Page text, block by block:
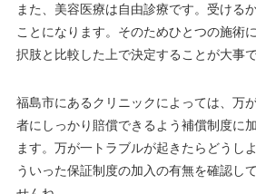
また、美容医療は自由診療です。受ける
ことになります。そのためひとつの施術
択肢と比較した上で決定することが大事で
福島市にあるクリニックによっては、万
者にしっかり賠償できるよう補償制度に
ます。万が一トラブルが起きたらどうし
ういった保証制度の加入の有無を確認し